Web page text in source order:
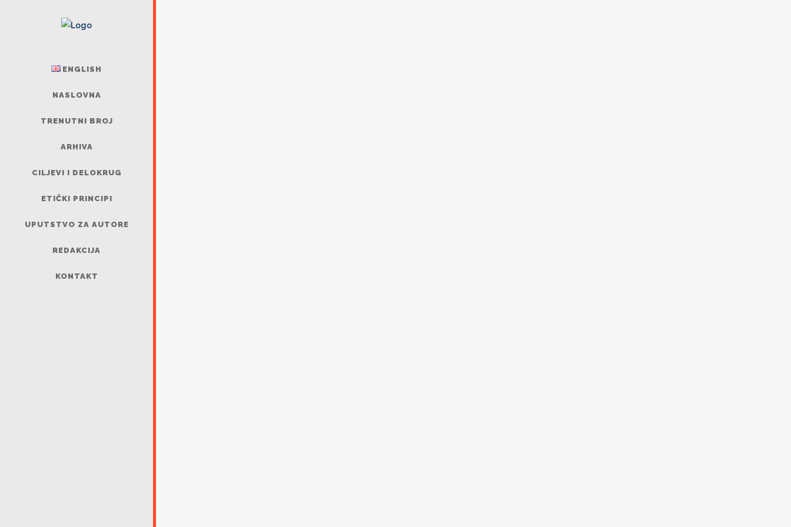
ENGLISH
NASLOVNA
TRENUTNI BROJ
ARHIVA
CILJEVI I DELOKRUG
ETIČKI PRINCIPI
UPUTSTVO ZA AUTORE
REDAKCIJA
KONTAKT